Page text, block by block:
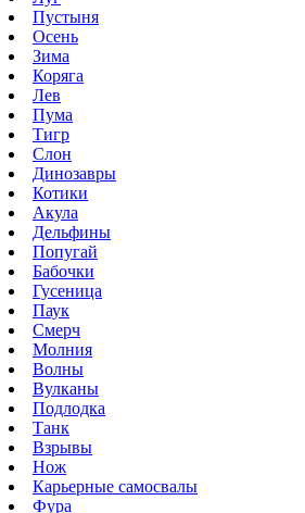
Пустыня
Осень
Зима
Коряга
Лев
Пума
Тигр
Слон
Динозавры
Котики
Акула
Дельфины
Попугай
Бабочки
Гусеница
Паук
Смерч
Молния
Волны
Вулканы
Подлодка
Танк
Взрывы
Нож
Карьерные самосвалы
Фура